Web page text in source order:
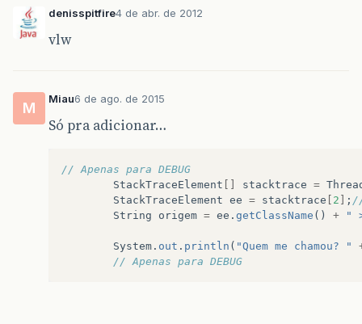
denisspitfire4 de abr. de 2012
vlw
M
Miau6 de ago. de 2015
Só pra adicionar…
// Apenas para DEBUG
StackTraceElement [] stacktrace =
StackTraceElement ee = stacktrace [ 2 ] ;
String
origem = ee . getClassName () + "
System . out . println ( "Quem me chamou? "
// Apenas para DEBUG